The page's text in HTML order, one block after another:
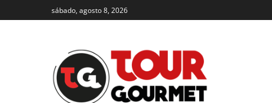
sábado, agosto 8, 2026